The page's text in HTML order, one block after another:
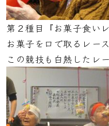
第２種目『お菓子食い
お菓子を口で取るレース
この競技も白熱したレ